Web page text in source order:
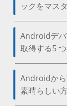
ックをマス
Androidデバ
取得する5
Androidから
素晴らしい